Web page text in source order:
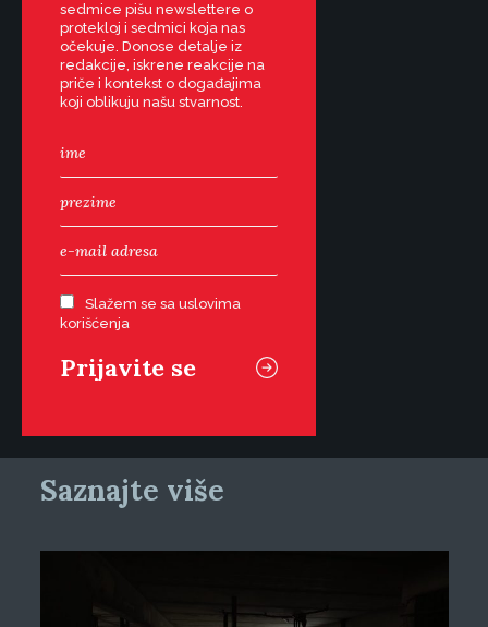
sedmice pišu newslettere o
protekloj i sedmici koja nas
očekuje. Donose detalje iz
redakcije, iskrene reakcije na
priče i kontekst o događajima
koji oblikuju našu stvarnost.
Slažem se sa uslovima
korišćenja
Saznajte više